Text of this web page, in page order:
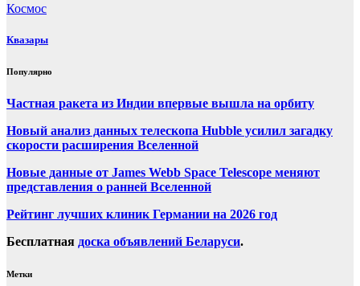
Космос
Квазары
Популярно
Частная ракета из Индии впервые вышла на орбиту
Новый анализ данных телескопа Hubble усилил загадку
скорости расширения Вселенной
Новые данные от James Webb Space Telescope меняют
представления о ранней Вселенной
Рейтинг лучших клиник Германии на 2026 год
Бесплатная доска объявлений Беларуси.
Метки